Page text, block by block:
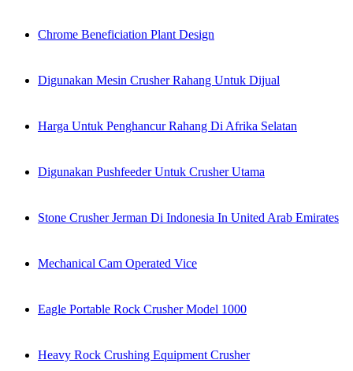
Chrome Beneficiation Plant Design
Digunakan Mesin Crusher Rahang Untuk Dijual
Harga Untuk Penghancur Rahang Di Afrika Selatan
Digunakan Pushfeeder Untuk Crusher Utama
Stone Crusher Jerman Di Indonesia In United Arab Emirates
Mechanical Cam Operated Vice
Eagle Portable Rock Crusher Model 1000
Heavy Rock Crushing Equipment Crusher